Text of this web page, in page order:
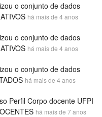
o conjunto de dados
há mais de 4 anos
o conjunto de dados
há mais de 4 anos
o conjunto de dados
há mais de 4 anos
Perfil Corpo docente UFPI
há mais de 7 anos